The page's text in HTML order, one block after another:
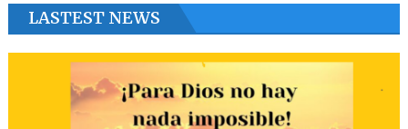
LASTEST NEWS